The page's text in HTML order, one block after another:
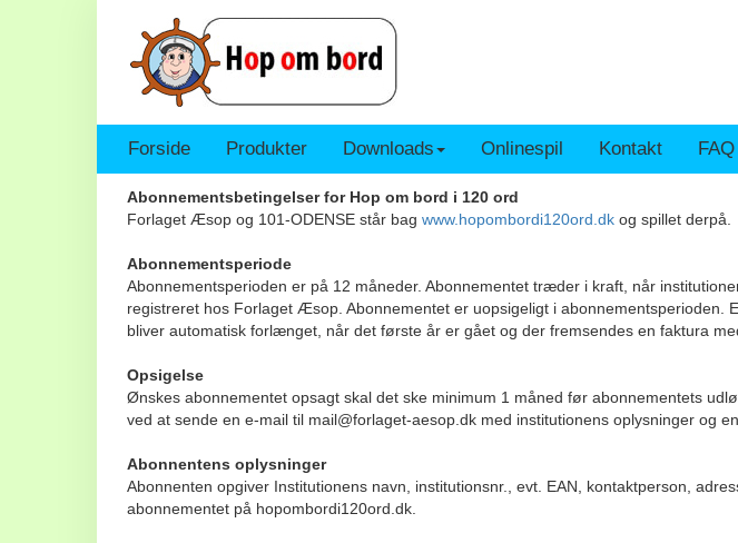
Forside Produkter Downloads Onlinespil Kontakt FAQ
Abonnementsbetingelser for Hop om bord i 120 ord
Forlaget Æsop og 101-ODENSE står bag www.hopombordi120ord.dk og spillet derpå.
Abonnementsperiode
Abonnementsperioden er på 12 måneder. Abonnementet træder i kraft, når
registreret hos Forlaget Æsop. Abonnementet er uopsigeligt i abonnementsperioden.
bliver automatisk forlænget, når det første år er gået og der fremsendes en faktura
Opsigelse
Ønskes abonnementet opsagt skal det ske minimum 1 måned før abonnementets
ved at sende en e-mail til mail@forlaget-aesop.dk med institutionens oplysninger og
Abonnentens oplysninger
Abonnenten opgiver Institutionens navn, institutionsnr., evt. EAN, kontaktperson,
abonnementet på hopombordi120ord.dk.